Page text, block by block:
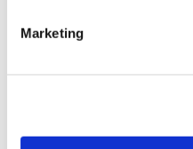
Marketing